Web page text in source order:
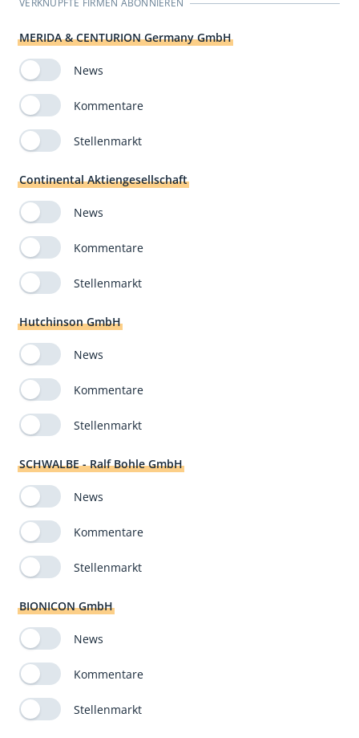
VERKNÜPFTE FIRMEN ABONNIEREN
MERIDA & CENTURION Germany GmbH
News
Kommentare
Stellenmarkt
Continental Aktiengesellschaft
News
Kommentare
Stellenmarkt
Hutchinson GmbH
News
Kommentare
Stellenmarkt
SCHWALBE - Ralf Bohle GmbH
News
Kommentare
Stellenmarkt
BIONICON GmbH
News
Kommentare
Stellenmarkt